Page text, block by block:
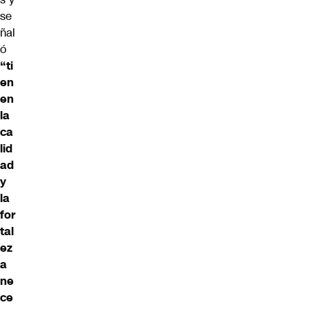
se
ñal
ó
“ti
en
en
la
ca
lid
ad
y
la
for
tal
ez
a
ne
ce